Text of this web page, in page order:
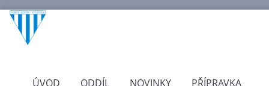
ÚVOD ODDÍL NOVINKY PŘÍPRAVKA